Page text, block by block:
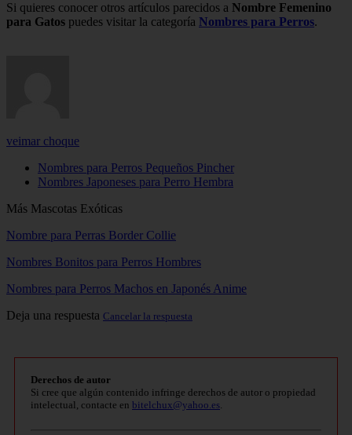
Si quieres conocer otros artículos parecidos a Nombre Femenino
para Gatos puedes visitar la categoría Nombres para Perros.
veimar choque
Nombres para Perros Pequeños Pincher
Nombres Japoneses para Perro Hembra
Más Mascotas Exóticas
Nombre para Perras Border Collie
Nombres Bonitos para Perros Hombres
Nombres para Perros Machos en Japonés Anime
Deja una respuesta Cancelar la respuesta
Derechos de autor
Si cree que algún contenido infringe derechos de autor o propiedad
intelectual, contacte en bitelchux@yahoo.es.